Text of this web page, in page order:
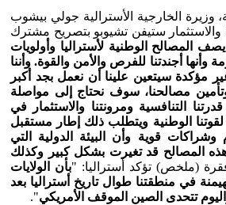
وزيرة الخارجية الأسترالية جولي بيشوب
والاستثمار ستيفن تشيوبو بتصريح مشترك
يصف المصالح الوطنية لأستراليا وأولويات
وأنها أجندتنا للفرص والأمن والقوة. وأننا
مؤكدة سيتعين علينا أن نعمل بجد أكبر
مصالحنا، سوف نحتاج إلى مواصلة
التنافسية ومرونتنا والاستثمار في
الوطنية ويتطلب ذلك إطار مستقبل
قوية وأن البيئة الدولية التي
المصالح قد تغيرت بشكل كبير وكذلك
(ملخص) تؤكد أستراليا: "بأن الولايات
في منطقتنا طوال تاريخ أستراليا بعد
واليوم تتحدى الصين الموقف الأمريكي".